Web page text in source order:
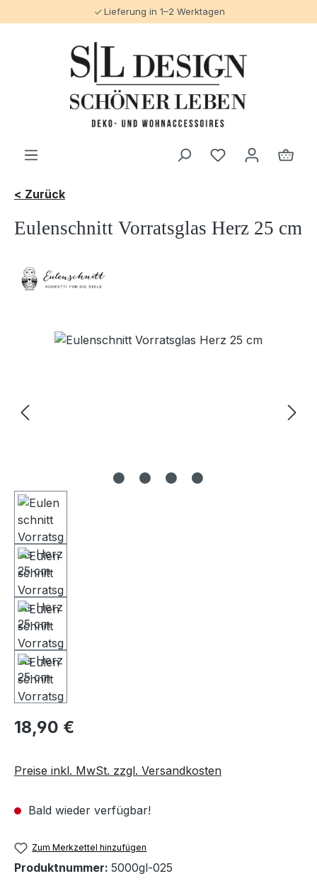
Lieferung in 1–2 Werktagen
< Zurück
Eulenschnitt Vorratsglas Herz 25 cm
Bildergalerie überspringen
18,90 €
Preise inkl. MwSt. zzgl. Versandkosten
Bald wieder verfügbar!
Zum Merkzettel hinzufügen
Produktnummer: 5000gl-025